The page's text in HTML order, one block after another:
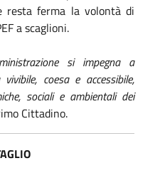
resta ferma la volontà di
a scaglioni.
si impegna a
coesa e accessibile,
sociali e ambientali dei
Cittadino.